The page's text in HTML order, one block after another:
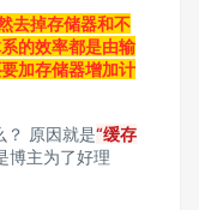
去掉存储器和不
的效率都是由输
加存储器增加计
原因就是“缓存
主为了好理